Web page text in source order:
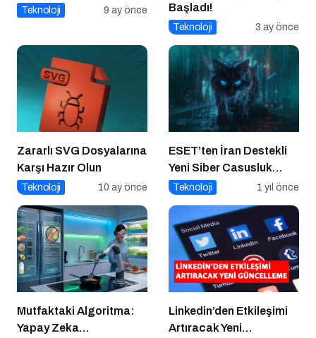
Teknoloji 9 ay önce
Başladı!
Teknoloji 3 ay önce
Zararlı SVG Dosyalarına
Karşı Hazır Olun
Teknoloji 10 ay önce
ESET’ten İran Destekli
Yeni Siber Casusluk
Operasyonu Uyarısı
Teknoloji 1 yıl önce
Mutfaktaki Algoritma:
Yapay Zeka
Linkedin’den Etkileşimi
Artıracak Yeni